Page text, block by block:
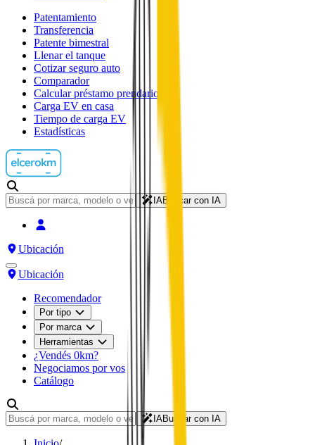
Patentamiento
Transferencia
Patente bimestral
Llenar el tanque
Cotizar seguro auto
Comparador
Calcular préstamo prendario
Carga EV en casa
Tiempo de carga EV
Estadísticas
IABuscar con IA
Ubicación
Ubicación
Recomendador
Por tipo
Por marca
Herramientas
¿Vendés 0km?
Negociamos por vos
Catálogo
IABuscar con IA